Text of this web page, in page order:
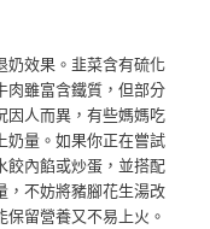
奶效果。韭菜含有硫化
肉雖富含鐵質，但部分
因人而異，有些媽媽吃
奶量。如果你正在嘗試
餃內餡或炒蛋，並搭配
，不妨將豬腳花生湯改
留營養又不易上火。